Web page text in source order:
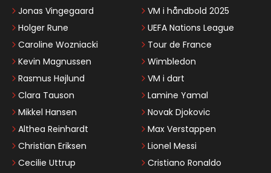
Jonas Vingegaard
Holger Rune
Caroline Wozniacki
Kevin Magnussen
Rasmus Højlund
Clara Tauson
Mikkel Hansen
Althea Reinhardt
Christian Eriksen
Cecilie Uttrup
VM i håndbold 2025
UEFA Nations League
Tour de France
Wimbledon
VM i dart
Lamine Yamal
Novak Djokovic
Max Verstappen
Lionel Messi
Cristiano Ronaldo